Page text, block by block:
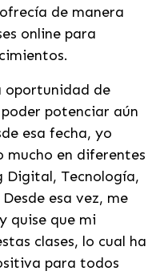
de manera
online para
oportunidad de
potenciar aún
esa fecha, yo
mucho en diferentes
Digital, Tecnología,
esa vez, me
quise que mi
clases, lo cual ha
para todos